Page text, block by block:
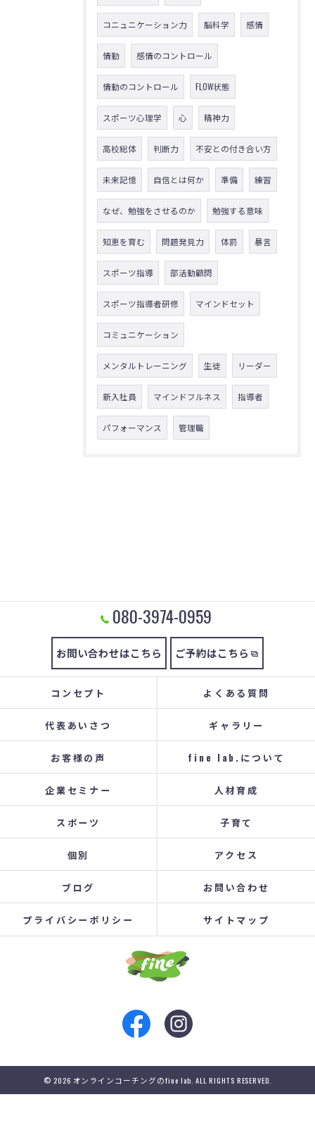
コニュニケーション力 脳科学 感情
情動 感情のコントロール
情動のコントロール FLOW状態
スポーツ心理学 心 精神力
高校総体 判断力 不安との付き合い方
未来記憶 自信とは何か 準備 練習
なぜ、勉強をさせるのか 勉強する意味
知恵を育む 問題発見力 体罰 暴言
スポーツ指導 部活動顧問
スポーツ指導者研修 マインドセット
コミュニケーション
メンタルトレーニング 生徒 リーダー
新入社員 マインドフルネス 指導者
パフォーマンス 管理職
080-3974-0959
お問い合わせはこちら ご予約はこちら
コンセプト よくある質問
代表あいさつ ギャラリー
お客様の声 fine lab.について
企業セミナー 人材育成
スポーツ 子育て
個別 アクセス
ブログ お問い合わせ
プライバシーポリシー サイトマップ
© 2026 オンラインコーチングのfine lab. ALL RIGHTS RESERVED.